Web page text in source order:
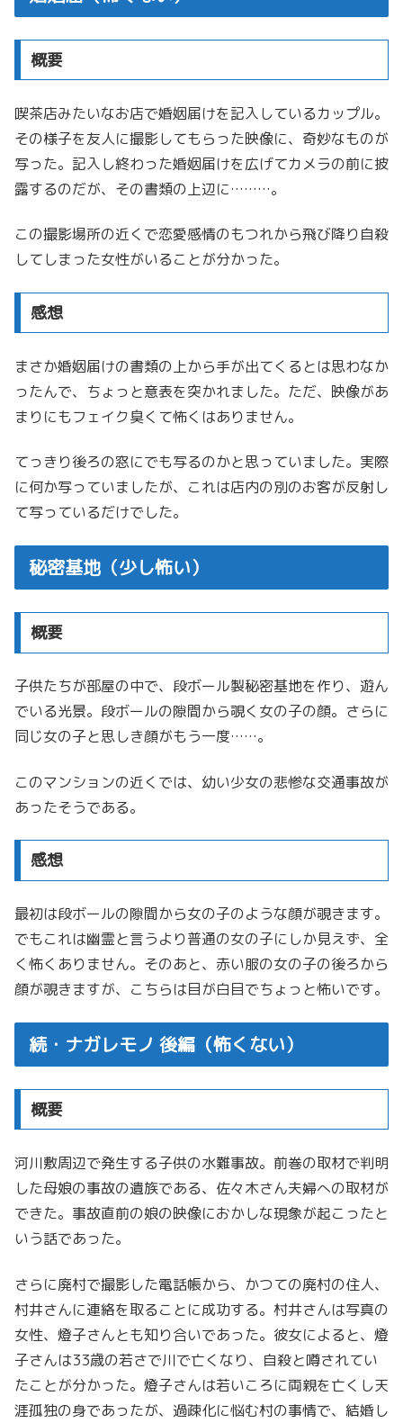
概要
喫茶店みたいなお店で婚姻届けを記入しているカップル。
その様子を友人に撮影してもらった映像に、奇妙なものが
写った。記入し終わった婚姻届けを広げてカメラの前に披
露するのだが、その書類の上辺に………。
この撮影場所の近くで恋愛感情のもつれから飛び降り自殺
してしまった女性がいることが分かった。
感想
まさか婚姻届けの書類の上から手が出てくるとは思わなか
ったんで、ちょっと意表を突かれました。ただ、映像があ
まりにもフェイク臭くて怖くはありません。
てっきり後ろの窓にでも写るのかと思っていました。実際
に何か写っていましたが、これは店内の別のお客が反射し
て写っているだけでした。
秘密基地（少し怖い）
概要
子供たちが部屋の中で、段ボール製秘密基地を作り、遊ん
でいる光景。段ボールの隙間から覗く女の子の顔。さらに
同じ女の子と思しき顔がもう一度……。
このマンションの近くでは、幼い少女の悲惨な交通事故が
あったそうである。
感想
最初は段ボールの隙間から女の子のような顔が覗きます。
でもこれは幽霊と言うより普通の女の子にしか見えず、全
く怖くありません。そのあと、赤い服の女の子の後ろから
顔が覗きますが、こちらは目が白目でちょっと怖いです。
続・ナガレモノ 後編（怖くない）
概要
河川敷周辺で発生する子供の水難事故。前巻の取材で判明
した母娘の事故の遺族である、佐々木さん夫婦への取材が
できた。事故直前の娘の映像におかしな現象が起こったと
いう話であった。
さらに廃村で撮影した電話帳から、かつての廃村の住人、
村井さんに連絡を取ることに成功する。村井さんは写真の
女性、燈子さんとも知り合いであった。彼女によると、燈
子さんは33歳の若さで川で亡くなり、自殺と噂されてい
たことが分かった。燈子さんは若いころに両親を亡くし天
涯孤独の身であったが、過疎化に悩む村の事情で、結婚し